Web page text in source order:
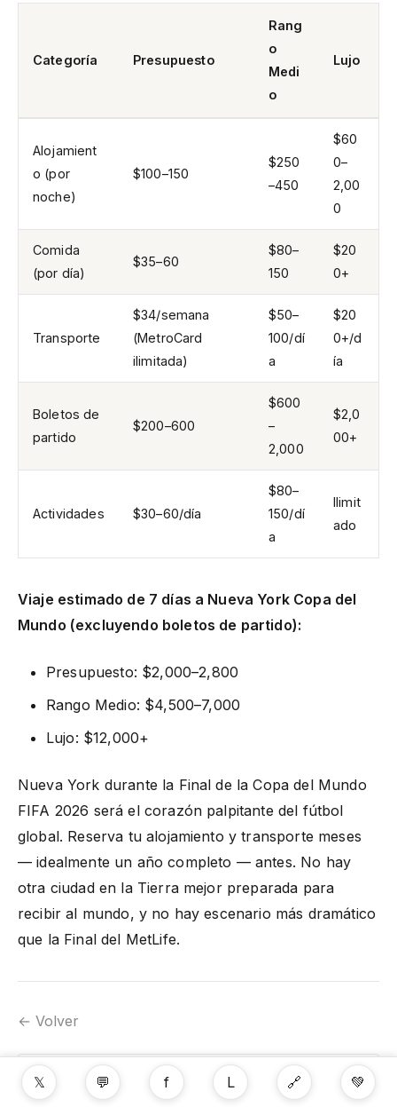
Categoría Presupuesto
Rang
o
Medi
o
Lujo
Alojamient
o (por
noche)
$100–150
$250
–450
$60
0–
2,00
0
Comida
(por día)
$35–60
$80–
150
$20
0+
Transporte
$34/semana
(MetroCard
ilimitada)
$50–
100/dí
a
$20
0+/d
ía
Boletos de
partido
$200–600
$600
–
2,000
$2,0
00+
Actividades $30–60/día
$80–
150/dí
a
Ilimit
ado
Viaje estimado de 7 días a Nueva York Copa del
Mundo (excluyendo boletos de partido):
Presupuesto: $2,000–2,800
Rango Medio: $4,500–7,000
Lujo: $12,000+
Nueva York durante la Final de la Copa del Mundo
FIFA 2026 será el corazón palpitante del fútbol
global. Reserva tu alojamiento y transporte meses
— idealmente un año completo — antes. No hay
otra ciudad en la Tierra mejor preparada para
recibir al mundo, y no hay escenario más dramático
que la Final del MetLife.
← Volver
🗺 Ver mapa
𝕏 💬 f L 🔗 💚